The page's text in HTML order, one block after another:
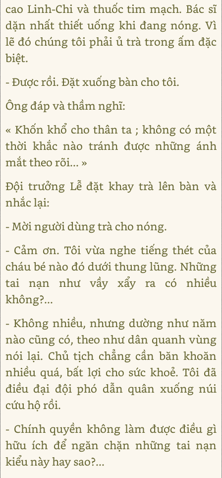
cao Linh-Chi và thuốc tim mạch. Bác sĩ
dặn nhất thiết uống khi đang nóng. Vì
lẽ đó chúng tôi phải ủ trà trong ấm đặc
biệt.
- Được rồi. Đặt xuống bàn cho tôi.
Ông đáp và thầm nghĩ:
« Khốn khổ cho thân ta ; không có một
thời khắc nào tránh được những ánh
mắt theo rõi... »
Đội trưởng Lễ đặt khay trà lên bàn và
nhắc lại:
- Mời người dùng trà cho nóng.
- Cảm ơn. Tôi vừa nghe tiếng thét của
cháu bé nào đó dưới thung lũng. Những
tai nạn như vầy xẩy ra có nhiều
không?...
- Không nhiều, nhưng dường như năm
nào cũng có, theo như dân quanh vùng
nói lại. Chủ tịch chẳng cần băn khoăn
nhiều quá, bất lợi cho sức khoẻ. Tôi đã
điều đại đội phó dẫn quân xuống núi
cứu hộ rồi.
- Chính quyền không làm được điều gì
hữu ích để ngăn chặn những tai nạn
kiểu này hay sao?...